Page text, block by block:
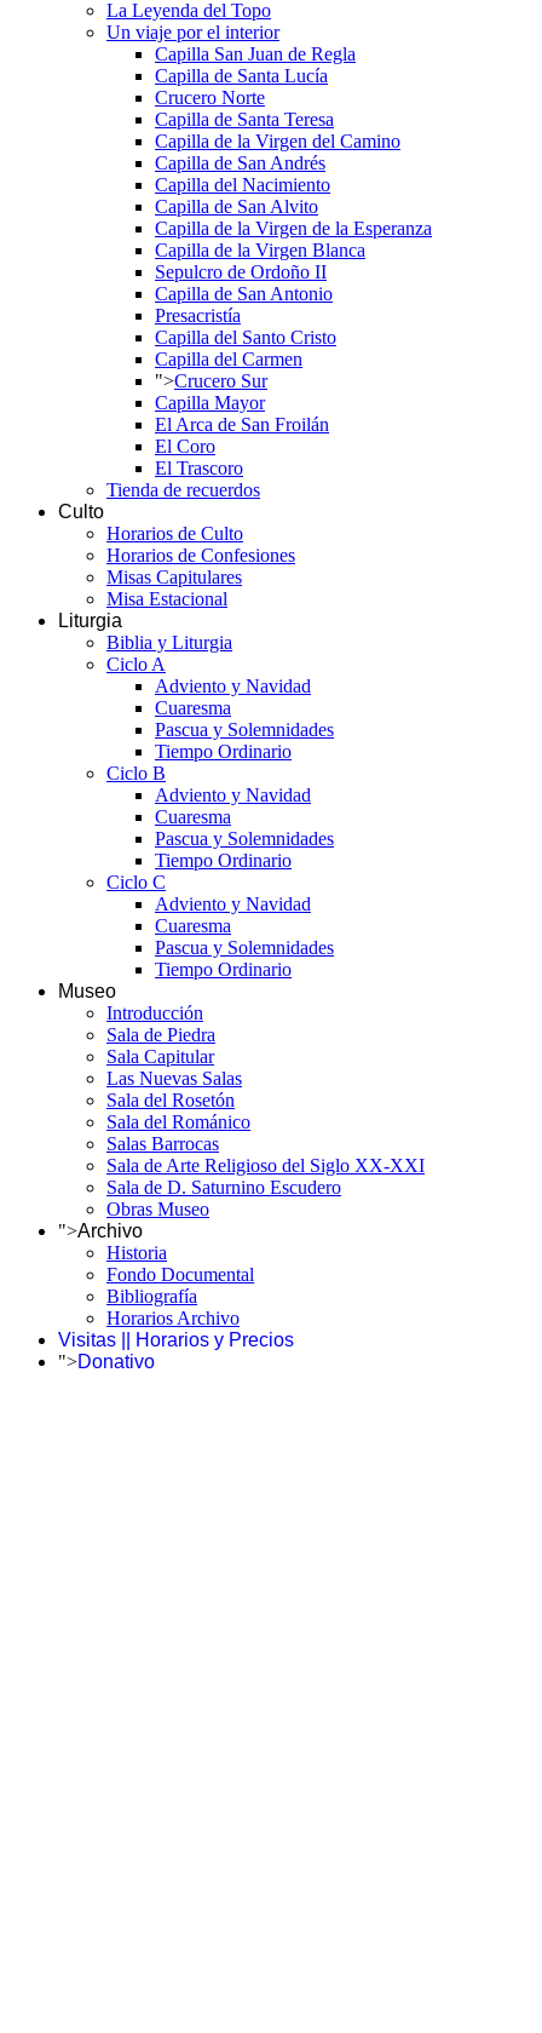
La Leyenda del Topo
Un viaje por el interior
Capilla San Juan de Regla
Capilla de Santa Lucía
Crucero Norte
Capilla de Santa Teresa
Capilla de la Virgen del Camino
Capilla de San Andrés
Capilla del Nacimiento
Capilla de San Alvito
Capilla de la Virgen de la Esperanza
Capilla de la Virgen Blanca
Sepulcro de Ordoño II
Capilla de San Antonio
Presacristía
Capilla del Santo Cristo
Capilla del Carmen
">Crucero Sur
Capilla Mayor
El Arca de San Froilán
El Coro
El Trascoro
Tienda de recuerdos
Culto
Horarios de Culto
Horarios de Confesiones
Misas Capitulares
Misa Estacional
Liturgia
Biblia y Liturgia
Ciclo A
Adviento y Navidad
Cuaresma
Pascua y Solemnidades
Tiempo Ordinario
Ciclo B
Adviento y Navidad
Cuaresma
Pascua y Solemnidades
Tiempo Ordinario
Ciclo C
Adviento y Navidad
Cuaresma
Pascua y Solemnidades
Tiempo Ordinario
Museo
Introducción
Sala de Piedra
Sala Capitular
Las Nuevas Salas
Sala del Rosetón
Sala del Románico
Salas Barrocas
Sala de Arte Religioso del Siglo XX-XXI
Sala de D. Saturnino Escudero
Obras Museo
">Archivo
Historia
Fondo Documental
Bibliografía
Horarios Archivo
Visitas || Horarios y Precios
">Donativo